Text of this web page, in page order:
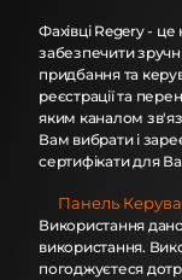
Фахівці Regery -
забезпечити
придбання та
реєстрації та
яким каналом
Вам вибрати і
сертифікати для
Панель
Використання
використання.
погоджуєтеся